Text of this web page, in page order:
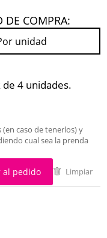
DE COMPRA:
unidad
4 unidades.
caso de tenerlos) y
cual sea la prenda
al pedido Limpiar